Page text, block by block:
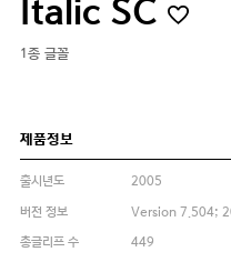
Italic SC
1종 글꼴
제품정보
출시년도
2005
버전 정보
Version 7.504;
총글리프 수
449